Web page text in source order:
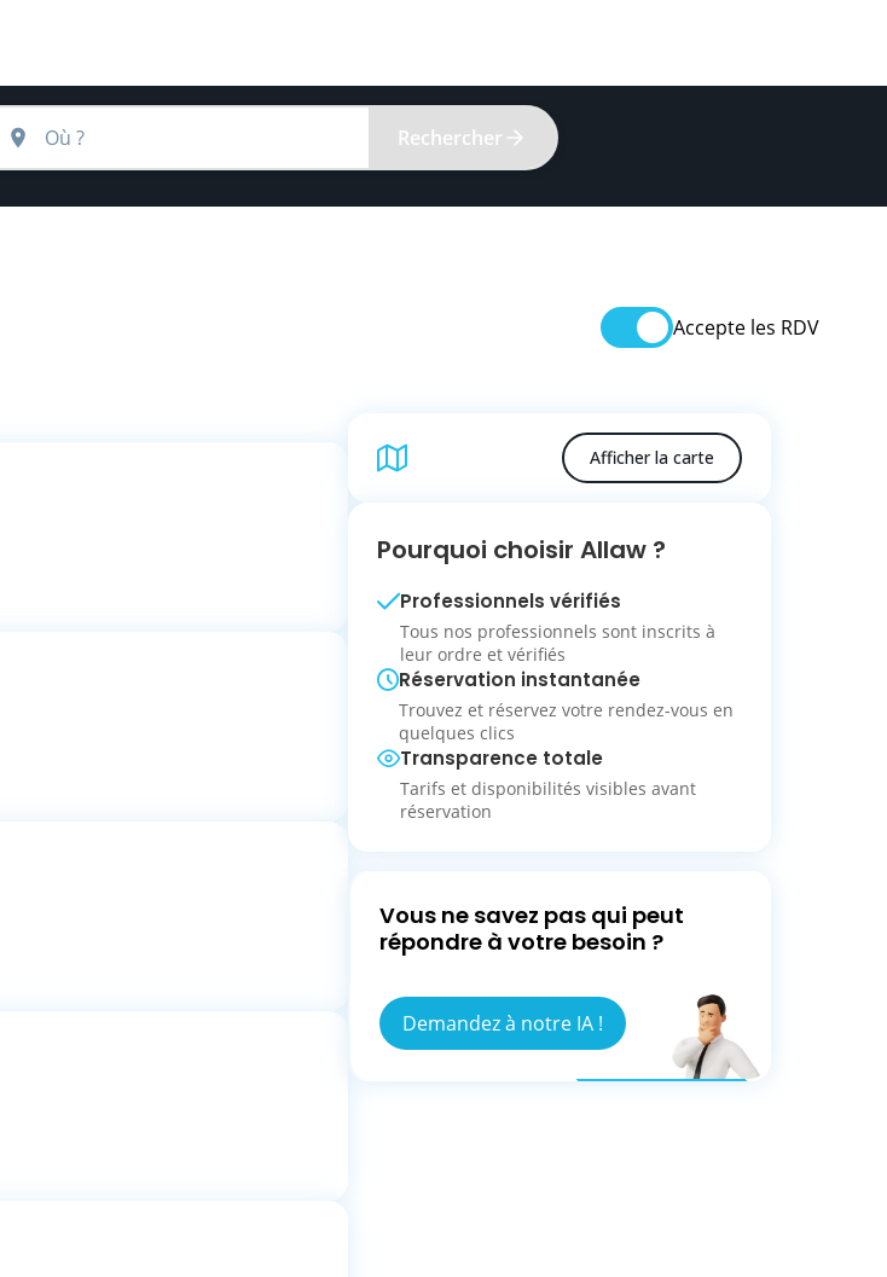
Rechercher
Accepte les RDV
Afficher la carte
Pourquoi choisir Allaw ?
Professionnels vérifiés
Tous nos professionnels sont inscrits à
leur ordre et vérifiés
Réservation instantanée
Trouvez et réservez votre rendez-vous en
quelques clics
Transparence totale
Tarifs et disponibilités visibles avant
réservation
Vous ne savez pas qui peut
répondre à votre besoin ?
Demandez à notre IA !